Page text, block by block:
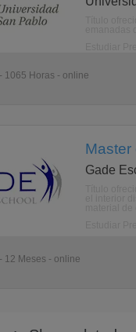
1065 Horas - online
Master
Gade
12 Meses - online